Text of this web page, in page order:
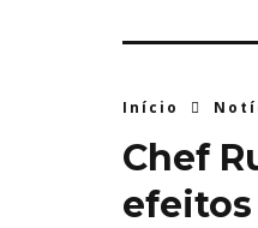
Início
Chef